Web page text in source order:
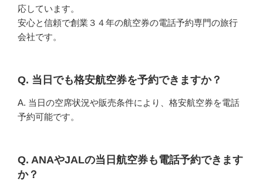
応しています。
安心と信頼で創業３４年の航空券の電話予約専門の旅行
会社です。
Q. 当日でも格安航空券を予約できますか？
A. 当日の空席状況や販売条件により、格安航空券を電話
予約可能です。
Q. ANAやJALの当日航空券も電話予約できます
か？